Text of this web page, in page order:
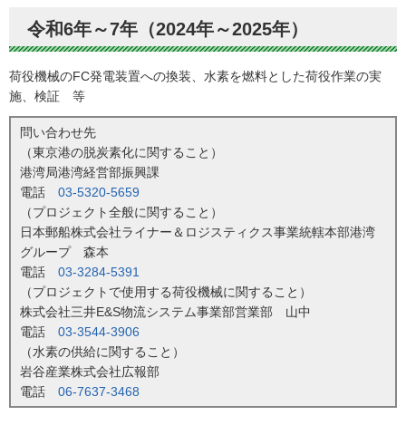
令和6年～7年（2024年～2025年）
荷役機械のFC発電装置への換装、水素を燃料とした荷役作業の実
施、検証 等
問い合わせ先
（東京港の脱炭素化に関すること）
港湾局港湾経営部振興課
電話 03-5320-5659
（プロジェクト全般に関すること）
日本郵船株式会社ライナー＆ロジスティクス事業統轄本部港湾
グループ 森本
電話 03-3284-5391
（プロジェクトで使用する荷役機械に関すること）
株式会社三井E&S物流システム事業部営業部 山中
電話 03-3544-3906
（水素の供給に関すること）
岩谷産業株式会社広報部
電話 06-7637-3468